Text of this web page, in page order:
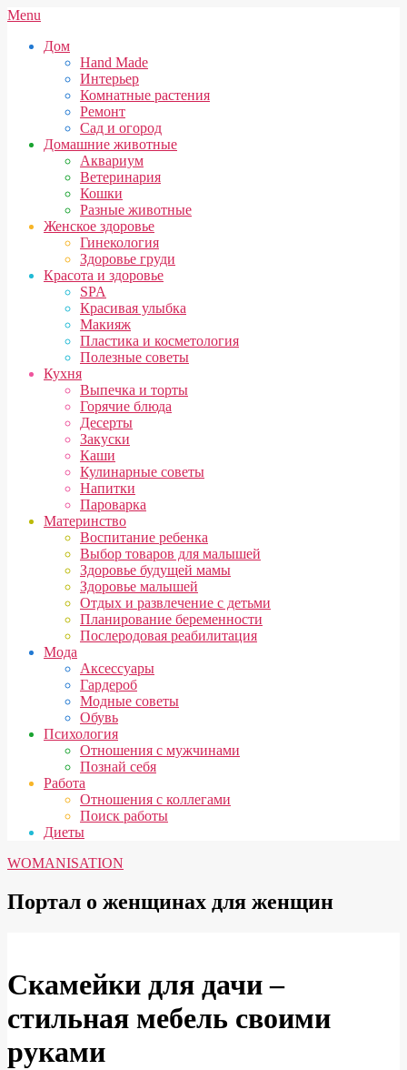
Skip
content
Secondary
Menu
Menu
Дом
Hand Made
Интерьер
Комнатные растения
Ремонт
Сад и огород
Домашние животные
Аквариум
Ветеринария
Кошки
Разные животные
Женское здоровье
Гинекология
Здоровье груди
Красота и здоровье
SPA
Красивая улыбка
Макияж
Пластика и косметология
Полезные советы
Кухня
Выпечка и торты
Горячие блюда
Десерты
Закуски
Каши
Кулинарные советы
Напитки
Пароварка
Материнство
Воспитание ребенка
Выбор товаров для малышей
Здоровье будущей мамы
Здоровье малышей
Отдых и развлечение с детьми
Планирование беременности
Послеродовая реабилитация
Мода
Аксессуары
Гардероб
Модные советы
Обувь
Психология
Отношения с мужчинами
Познай себя
Работа
Отношения с коллегами
Поиск работы
Диеты
WOMANISATION
Портал о женщинах для женщин
Скамейки для дачи –
стильная мебель своими
руками